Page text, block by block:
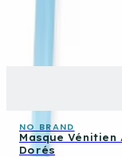
NO BRAND
Masque Vénitien
Dorés